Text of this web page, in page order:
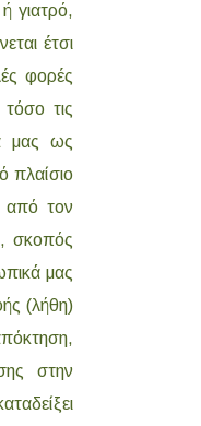
γιατρό,
έτσι
φορές
τις
μας ως
πλαίσιο
από τον
σκοπός
μας
(λήθη)
στην